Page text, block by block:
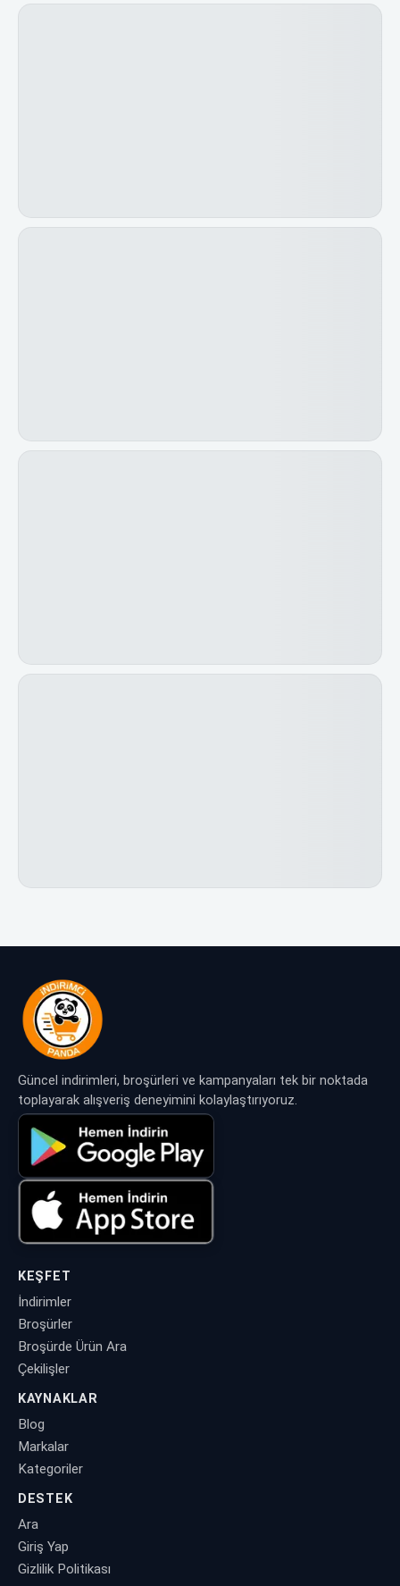
Güncel indirimleri, broşürleri ve kampanyaları tek bir noktada
toplayarak alışveriş deneyimini kolaylaştırıyoruz.
KEŞFET
İndirimler
Broşürler
Broşürde Ürün Ara
Çekilişler
KAYNAKLAR
Blog
Markalar
Kategoriler
DESTEK
Ara
Giriş Yap
Gizlilik Politikası